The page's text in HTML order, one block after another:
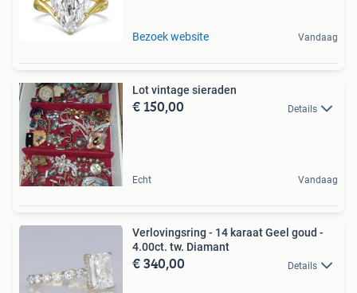
Bezoek website Vandaag
Lot vintage sieraden
€ 150,00 Details
Echt Vandaag
Verlovingsring - 14 karaat Geel goud -
4.00ct. tw. Diamant
€ 340,00 Details